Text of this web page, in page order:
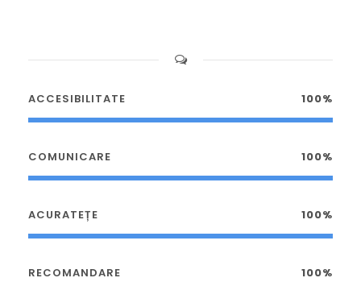
ACCESIBILITATE 100%
COMUNICARE 100%
ACURATEȚE 100%
RECOMANDARE 100%